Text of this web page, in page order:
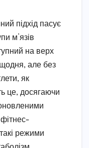
підхід пасує
м’язів
на верх
щодня, але без
як
це, досягаючи
режими